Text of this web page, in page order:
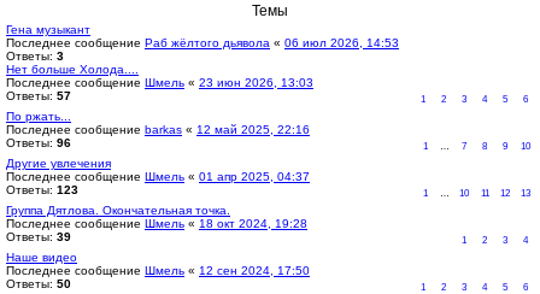
Темы
Гена музыкант
Последнее сообщение Раб жёлтого дьявола « 06 июл 2026, 14:53
Ответы: 3
Нет больше Холода....
Последнее сообщение Шмель « 23 июн 2026, 13:03
Ответы: 57 1 2 3 4 5 6
По ржать...
Последнее сообщение barkas « 12 май 2025, 22:16
Ответы: 96 1 7 8 9 10
Другие увлечения
Последнее сообщение Шмель « 01 апр 2025, 04:37
Ответы: 123 1 10 11 12 13
Группа Дятлова. Окончательная точка.
Последнее сообщение Шмель « 18 окт 2024, 19:28
Ответы: 39 1 2 3 4
Наше видео
Последнее сообщение Шмель « 12 сен 2024, 17:50
Ответы: 50 1 2 3 4 5 6